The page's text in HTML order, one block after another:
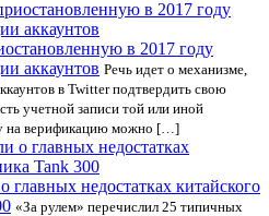
в 2017 году
аккаунтов Речь идет о механизме,
в Twitter подтвердить свою
учетной записи той или иной
на верификацию можно […]
главных недостатках китайского
«За рулем» перечислил 25 типичных